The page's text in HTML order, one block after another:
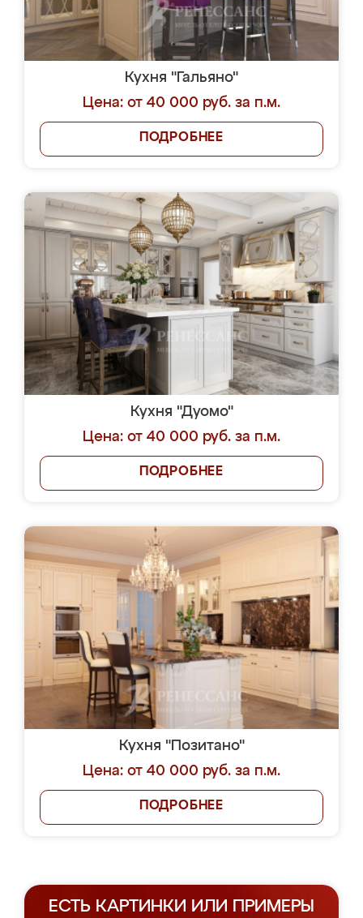
Кухня "Гальяно"
Цена: от 40 000 руб. за п.м.
ПОДРОБНЕЕ
Кухня "Дуомо"
Цена: от 40 000 руб. за п.м.
ПОДРОБНЕЕ
Кухня "Позитано"
Цена: от 40 000 руб. за п.м.
ПОДРОБНЕЕ
ЕСТЬ КАРТИНКИ ИЛИ ПРИМЕРЫ